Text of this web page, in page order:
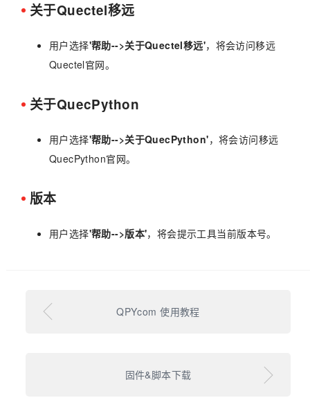
关于Quectel移远
用户选择'帮助-->关于Quectel移远'，将会访问移远
Quectel官网。
关于QuecPython
用户选择'帮助-->关于QuecPython'，将会访问移远
QuecPython官网。
版本
用户选择'帮助-->版本'，将会提示工具当前版本号。
QPYcom 使用教程
固件&脚本下载